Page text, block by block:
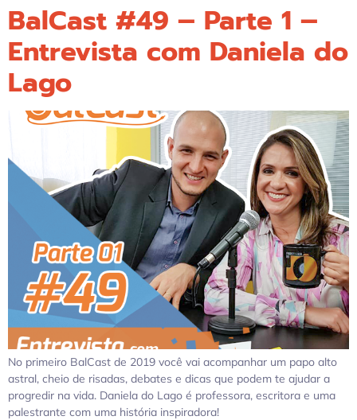
BalCast #49 – Parte 1 –
Entrevista com Daniela do
Lago
No primeiro BalCast de 2019 você vai acompanhar um papo alto
astral, cheio de risadas, debates e dicas que podem te ajudar a
progredir na vida. Daniela do Lago é professora, escritora e uma
palestrante com uma história inspiradora!